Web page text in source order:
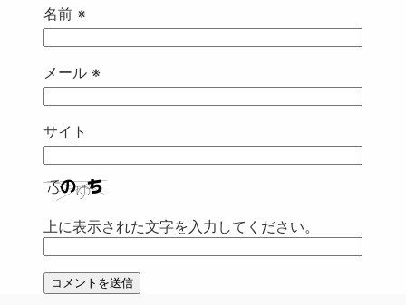
名前 ※
メール ※
サイト
上に表示された文字を入力してください。